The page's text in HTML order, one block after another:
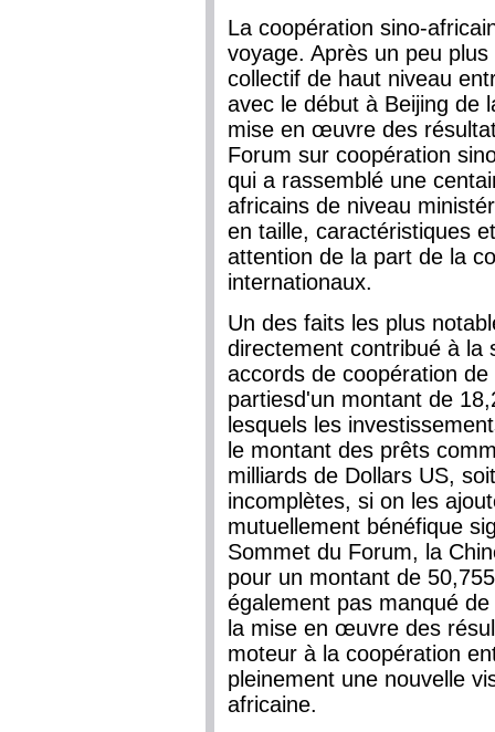
La coopération sino-
voyage. Après un peu
collectif de haut niveau
avec le début à Beijing de
mise en œuvre des
Forum sur coopération
qui a rassemblé une
africains de niveau
en taille, caractéristiques
attention de la part de la
internationaux.
Un des faits les plus
directement contribué à la
accords de coopération
partiesd'un montant de
lesquels les
le montant des prêts
milliards de Dollars US,
incomplètes, si on les
mutuellement bénéfique
Sommet du Forum, la
pour un montant de
également pas manqué
la mise en œuvre des
moteur à la coopération
pleinement une nouvelle
africaine.